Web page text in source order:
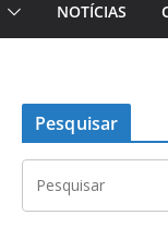
NOTÍCIAS
Pesquisar